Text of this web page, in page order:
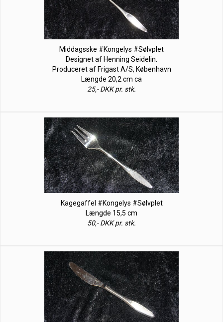
Middagsske #Kongelys #Sølvplet
Designet af Henning Seidelin.
Produceret af Frigast A/S, København
Længde 20,2 cm ca
25,- DKK pr. stk.
Kagegaffel #Kongelys #Sølvplet
Længde 15,5 cm
50,- DKK pr. stk.